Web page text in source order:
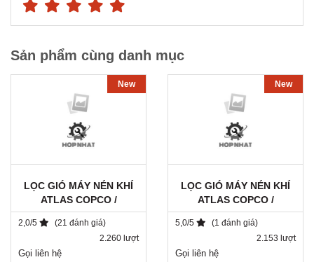
Sản phẩm cùng danh mục
New
LỌC GIÓ MÁY NÉN KHÍ
ATLAS COPCO /
1503018800 / SA 7236
2,0/5
(21 đánh giá)
2.260 lượt
Gọi liên hệ
New
LỌC GIÓ MÁY NÉN KHÍ
ATLAS COPCO /
1622017100 / SA 6684
5,0/5
(1 đánh giá)
2.153 lượt
Gọi liên hệ